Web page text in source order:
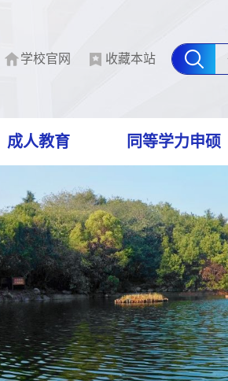
学校官网 收藏本站
成人教育 同等学力申硕